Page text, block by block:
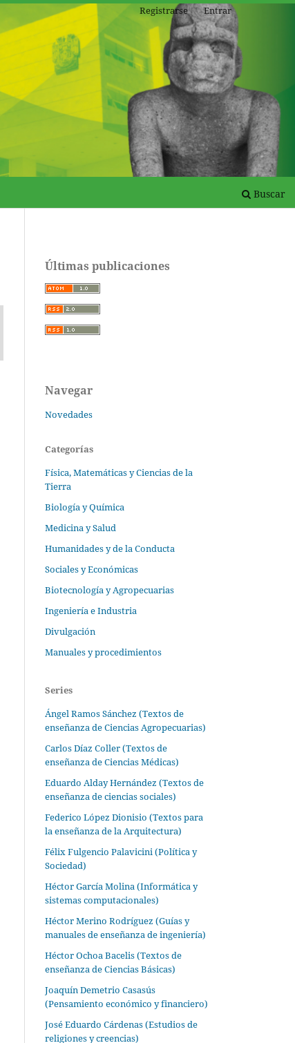
Buscar
Registrarse Entrar
Últimas publicaciones
Navegar
Novedades
Categorías
Física, Matemáticas y Ciencias de la
Tierra
Biología y Química
Medicina y Salud
Humanidades y de la Conducta
Sociales y Económicas
Biotecnología y Agropecuarias
Ingeniería e Industria
Divulgación
Manuales y procedimientos
Series
Ángel Ramos Sánchez (Textos de
enseñanza de Ciencias Agropecuarias)
Carlos Díaz Coller (Textos de
enseñanza de Ciencias Médicas)
Eduardo Alday Hernández (Textos de
enseñanza de ciencias sociales)
Federico López Dionisio (Textos para
la enseñanza de la Arquitectura)
Félix Fulgencio Palavicini (Política y
Sociedad)
Héctor García Molina (Informática y
sistemas computacionales)
Héctor Merino Rodríguez (Guías y
manuales de enseñanza de ingeniería)
Héctor Ochoa Bacelis (Textos de
enseñanza de Ciencias Básicas)
Joaquín Demetrio Casasús
(Pensamiento económico y financiero)
José Eduardo Cárdenas (Estudios de
religiones y creencias)